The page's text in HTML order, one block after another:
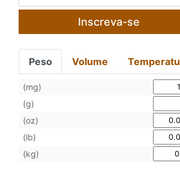
Inscreva-se
Peso Volume
(mg)
(g)
(oz)
(lb)
(kg)